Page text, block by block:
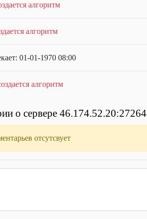
алгоритм
алгоритм
01-01-1970 08:00
алгоритм
о сервере 46.174.52.20:27264
отсутсвует